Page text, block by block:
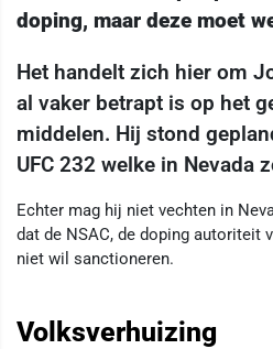
doping, maar deze moet
Het handelt zich hier om
al vaker betrapt is op het
middelen. Hij stond
UFC 232 welke in Nevada
Echter mag hij niet vechten in
dat de NSAC, de doping autoriteit
niet wil sanctioneren.
Volksverhuizing